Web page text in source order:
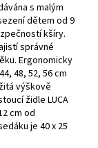
s malým
dětem od 9
kšíry.
správné
Ergonomicky
48, 52, 56 cm
výškově
židle LUCA
cm od
je 40 x 25